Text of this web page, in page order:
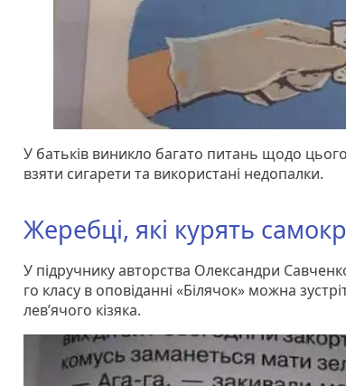
У батьків виникло багато питань щодо
взяти сигарети та використані недопалки.
Жеребці, які курять
У підручнику авторства Олександри
го класу в оповіданні «Білячок» можна
лев’ячого кізяка.